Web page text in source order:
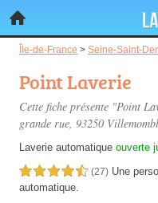
Île-de-France > Seine-Saint-
Point Laverie
Cette fiche présente "Point
grande rue, 93250
Laverie automatique ouverte
4,5 étoiles sur 5 (27) Une
automatique.